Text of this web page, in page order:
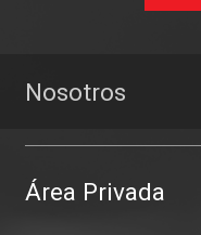
Nosotros
Área Privada